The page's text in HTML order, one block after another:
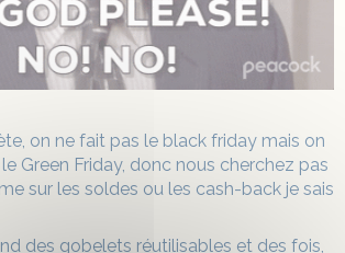
on ne fait pas le black friday mais on
Green Friday, donc nous cherchez pas
sur les soldes ou les cash-back je sais
des gobelets réutilisables et des fois,